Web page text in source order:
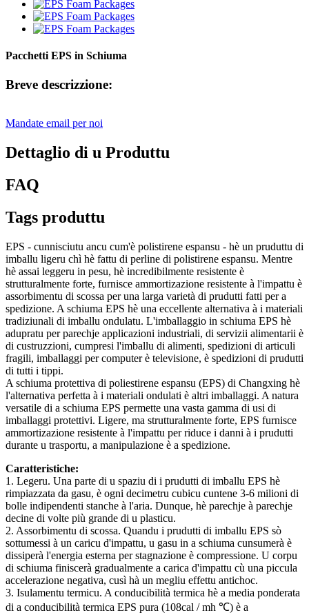
Pacchetti EPS in Schiuma
Breve descrizzione:
Mandate email per noi
Dettaglio di u Produttu
FAQ
Tags produttu
EPS - cunnisciutu ancu cum'è polistirene espansu - hè un pruduttu di
imballu ligeru chì hè fattu di perline di polistirene espansu. Mentre
hè assai leggeru in pesu, hè incredibilmente resistente è
strutturalmente forte, furnisce ammortizazione resistente à l'impattu è
assorbimentu di scossa per una larga varietà di prudutti fatti per a
spedizione. A schiuma EPS hè una eccellente alternativa à i materiali
tradiziunali di imballu ondulatu. L'imballaggio in schiuma EPS hè
adupratu per parechje applicazioni industriali, di servizii alimentarii è
di custruzzioni, cumpresi l'imballu di alimenti, spedizioni di articuli
fragili, imballaggi per computer è televisione, è spedizioni di prudutti
di tutti i tippi.
A schiuma protettiva di poliestirene espansu (EPS) di Changxing hè
l'alternativa perfetta à i materiali ondulati è altri imballaggi. A natura
versatile di a schiuma EPS permette una vasta gamma di usi di
imballaggi protettivi. Ligere, ma strutturalmente forte, EPS furnisce
ammortizazione resistente à l'impattu per riduce i danni à i prudutti
durante u trasportu, a manipulazione è a spedizione.
Caratteristiche:
1. Legeru. Una parte di u spaziu di i prudutti di imballu EPS hè
rimpiazzata da gasu, è ogni decimetru cubicu cuntene 3-6 milioni di
bolle indipendenti stanche à l'aria. Dunque, hè parechje à parechje
decine di volte più grande di u plasticu.
2. Assorbimentu di scossa. Quandu i prudutti di imballu EPS sò
sottumessi à un caricu d'impattu, u gasu in a schiuma cunsumerà è
dissiperà l'energia esterna per stagnazione è compressione. U corpu
di schiuma finiscerà gradualmente a carica d'impattu cù una piccula
accelerazione negativa, cusì hà un megliu effettu antichoc.
3. Isulamentu termicu. A conducibilità termica hè a media ponderata
di a conducibilità termica EPS pura (108cal / mh ℃) è a